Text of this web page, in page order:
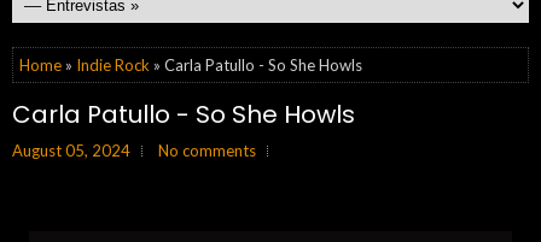
Home » Indie Rock » Carla Patullo - So She Howls
Carla Patullo - So She Howls
August 05, 2024 No comments